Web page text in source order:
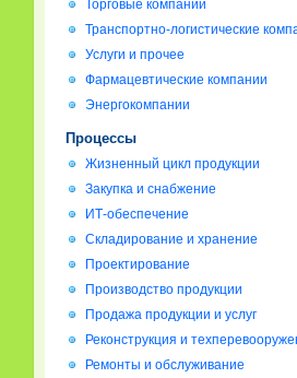
Торговые компании
Транспортно-логистические
Услуги и прочее
Фармацевтические компании
Энергокомпании
Процессы
Жизненный цикл продукции
Закупка и снабжение
ИТ-обеспечение
Складирование и хранение
Проектирование
Производство продукции
Продажа продукции и услуг
Реконструкция и
Ремонты и обслуживание